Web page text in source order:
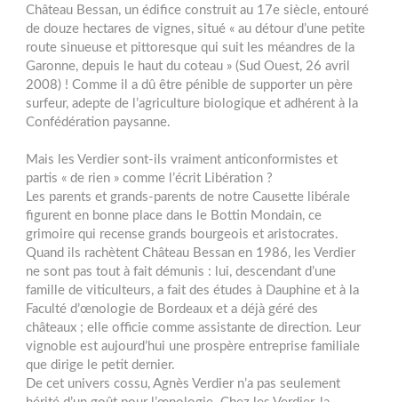
Château Bessan, un édifice construit au 17e siècle, entouré
de douze hectares de vignes, situé « au détour d’une petite
route sinueuse et pittoresque qui suit les méandres de la
Garonne, depuis le haut du coteau » (Sud Ouest, 26 avril
2008) ! Comme il a dû être pénible de supporter un père
surfeur, adepte de l’agriculture biologique et adhérent à la
Confédération paysanne.
Mais les Verdier sont-ils vraiment anticonformistes et
partis « de rien » comme l’écrit Libération ?
Les parents et grands-parents de notre Causette libérale
figurent en bonne place dans le Bottin Mondain, ce
grimoire qui recense grands bourgeois et aristocrates.
Quand ils rachètent Château Bessan en 1986, les Verdier
ne sont pas tout à fait démunis : lui, descendant d’une
famille de viticulteurs, a fait des études à Dauphine et à la
Faculté d’œnologie de Bordeaux et a déjà géré des
châteaux ; elle officie comme assistante de direction. Leur
vignoble est aujourd’hui une prospère entreprise familiale
que dirige le petit dernier.
De cet univers cossu, Agnès Verdier n’a pas seulement